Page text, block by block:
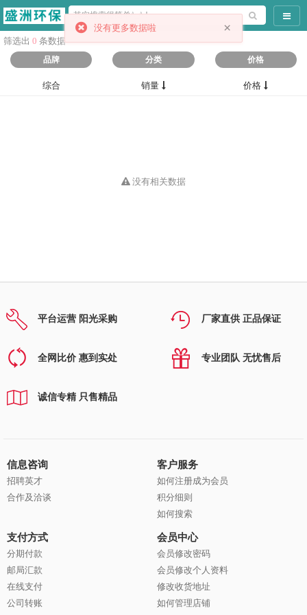
导航
筛选出 0 条数据
品牌 分类 价格
综合 销量 价格
没有相关数据
平台运营 阳光采购 厂家直供 正品保证
全网比价 惠到实处 专业团队 无忧售后
诚信专精 只售精品
信息咨询
招聘英才
合作及洽谈
客户服务
如何注册成为会员
积分细则
如何搜索
支付方式
分期付款
邮局汇款
在线支付
公司转账
会员中心
会员修改密码
会员修改个人资料
修改收货地址
如何管理店铺
×
没有更多数据啦